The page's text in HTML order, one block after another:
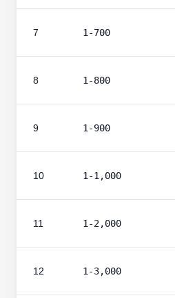
7 1-700
8 1-800
9 1-900
10 1-1,000
11 1-2,000
12 1-3,000